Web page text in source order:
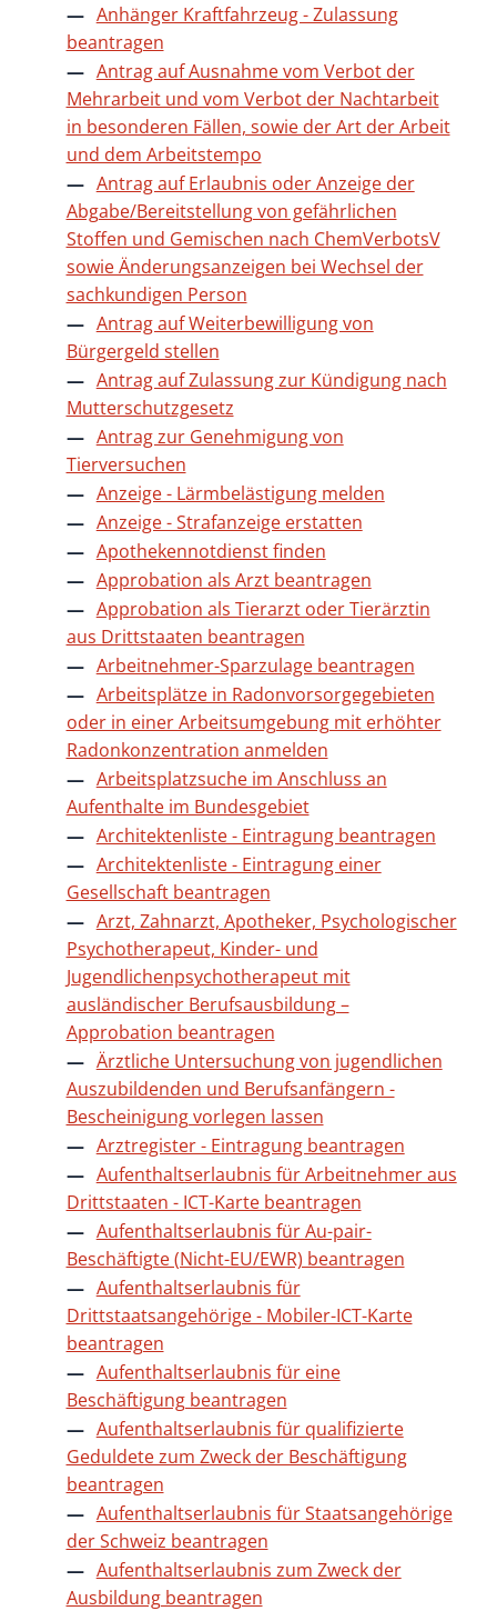
Anhänger Kraftfahrzeug - Zulassung
beantragen
Antrag auf Ausnahme vom Verbot der
Mehrarbeit und vom Verbot der Nachtarbeit
in besonderen Fällen, sowie der Art der Arbeit
und dem Arbeitstempo
Antrag auf Erlaubnis oder Anzeige der
Abgabe/Bereitstellung von gefährlichen
Stoffen und Gemischen nach ChemVerbotsV
sowie Änderungsanzeigen bei Wechsel der
sachkundigen Person
Antrag auf Weiterbewilligung von
Bürgergeld stellen
Antrag auf Zulassung zur Kündigung nach
Mutterschutzgesetz
Antrag zur Genehmigung von
Tierversuchen
Anzeige - Lärmbelästigung melden
Anzeige - Strafanzeige erstatten
Apothekennotdienst finden
Approbation als Arzt beantragen
Approbation als Tierarzt oder Tierärztin
aus Drittstaaten beantragen
Arbeitnehmer-Sparzulage beantragen
Arbeitsplätze in Radonvorsorgegebieten
oder in einer Arbeitsumgebung mit erhöhter
Radonkonzentration anmelden
Arbeitsplatzsuche im Anschluss an
Aufenthalte im Bundesgebiet
Architektenliste - Eintragung beantragen
Architektenliste - Eintragung einer
Gesellschaft beantragen
Arzt, Zahnarzt, Apotheker, Psychologischer
Psychotherapeut, Kinder- und
Jugendlichenpsychotherapeut mit
ausländischer Berufsausbildung –
Approbation beantragen
Ärztliche Untersuchung von jugendlichen
Auszubildenden und Berufsanfängern -
Bescheinigung vorlegen lassen
Arztregister - Eintragung beantragen
Aufenthaltserlaubnis für Arbeitnehmer aus
Drittstaaten - ICT-Karte beantragen
Aufenthaltserlaubnis für Au-pair-
Beschäftigte (Nicht-EU/EWR) beantragen
Aufenthaltserlaubnis für
Drittstaatsangehörige - Mobiler-ICT-Karte
beantragen
Aufenthaltserlaubnis für eine
Beschäftigung beantragen
Aufenthaltserlaubnis für qualifizierte
Geduldete zum Zweck der Beschäftigung
beantragen
Aufenthaltserlaubnis für Staatsangehörige
der Schweiz beantragen
Aufenthaltserlaubnis zum Zweck der
Ausbildung beantragen